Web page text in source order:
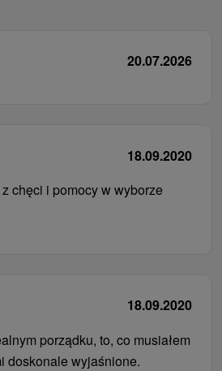
20.07.2026
18.09.2020
chęci i pomocy w wyborze
18.09.2020
porządku, to, co musiałem
doskonale wyjaśnione.